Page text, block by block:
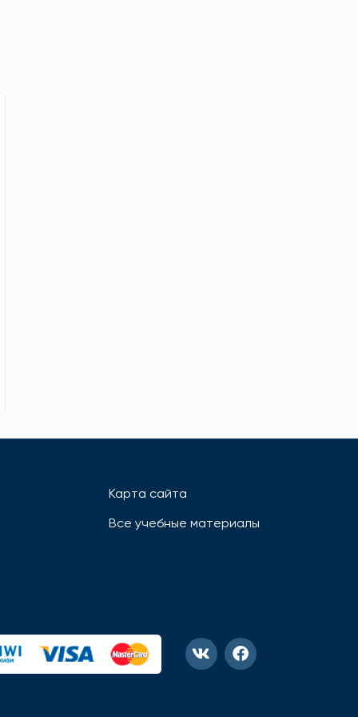
Карта сайта
Все учебные материалы